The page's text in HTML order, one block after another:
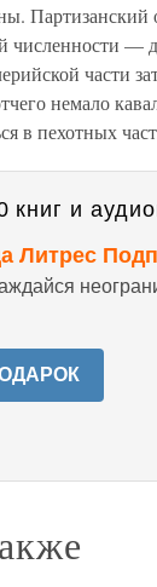
Партизанский
численности —
части
немало
в пехотных
книг и
Литрес